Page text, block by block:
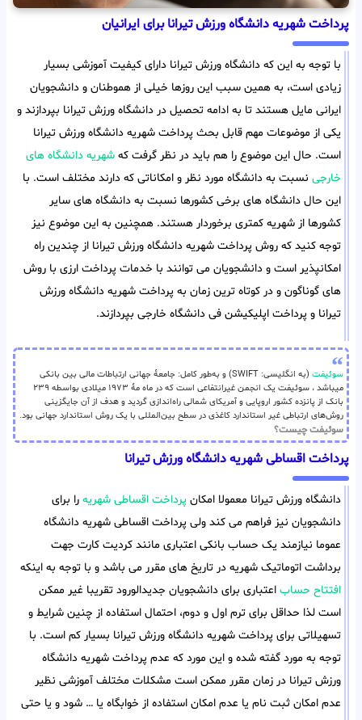
پرداخت شهریه دانشگاه ورزش تیرانا برای ایرانیان
با توجه به این که دانشگاه ورزش تیرانا دارای کیفیت آموزشی بسیار
زیادی است، به همین سبب این روزها خیلی از هموطنان و دانشجویان
ایرانی مایل هستند تا به ادامه تحصیل در دانشگاه ورزش تیرانا بپردازند و
یکی از موضوعات مهم قابل بحث پرداخت شهریه دانشگاه ورزش تیرانا
است. حال این موضوع را هم باید در نظر گرفت که شهریه دانشگاه های
خارجی نسبت به دانشگاه مورد نظر و امکاناتی که دارند مختلف است. با
این حال دانشگاه های برخی کشورها نسبت به دانشگاه های سایر
کشورها از شهریه کمتری برخوردار هستند. همچنین به این موضوع نیز
توجه کنید که روش پرداخت شهریه دانشگاه ورزش تیرانا از چندین راه
امکانپذیر است و دانشجویان می توانند با خدمات پرداخت ارزی با روش
های گوناگون و در کوتاه ترین زمان به پرداخت شهریه دانشگاه ورزش
تیرانا و پرداخت اپلیکیشن فی دانشگاه خارجی بپردازند.
سوئیفت
(به انگلیسی: SWIFT) و به‌طور کامل: جامعهٔ جهانی ارتباطات مالی بین بانکی
میباشد ، سوئیفت یک انجمن غیرانتفاعی است که در ماه مهٔ ۱۹۷۳ میلادی بواسطه ۲۳۹
بانک از پانزده کشور اروپایی و آمریکای شمالی راه‌اندازی گردید و هدف از آن جایگزینی
روش‌های ارتباطی غیر استاندارد کاغذی در سطح بین‌المللی با یک روش استاندارد جهانی بود.
سوئیفت چیست؟
پرداخت اقساطی شهریه دانشگاه ورزش تیرانا
دانشگاه ورزش تیرانا معمولا امکان پرداخت اقساطی شهریه را برای
دانشجویان نیز فراهم می کند ولی پرداخت اقساطی شهریه دانشگاه
عموما نیازمند یک حساب بانکی اعتباری مانند کردیت کارت جهت
برداشت اتوماتیک شهریه در تاریخ های مقرر می باشد و با توجه به اینکه
افتتاح حساب اعتباری برای دانشجویان جدیدالورود تقریبا غیر ممکن
است لذا حداقل برای ترم اول و دوم، احتمال استفاده از چنین شرایط و
تسهیلاتی برای پرداخت شهریه دانشگاه ورزش تیرانا بسیار کم است. با
توجه به مورد گفته شده و این مورد که عدم پرداخت شهریه دانشگاه
ورزش تیرانا در زمان مقرر ممکن است مشکلات مختلف آموزشی نظیر
عدم امکان ثبت نام یا عدم امکان استفاده از خوابگاه یا … شود و یا حتی